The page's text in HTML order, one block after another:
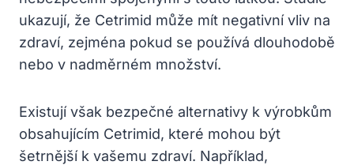
ukazují, že Cetrimid může mít negativní vliv na
zdraví, zejména pokud se používá dlouhodobě
nebo v nadměrném množství.
Existují však bezpečné alternativy k výrobkům
obsahujícím Cetrimid, které mohou být
šetrnější k vašemu zdraví. Například,